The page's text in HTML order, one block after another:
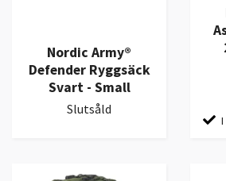
Nordic Army®
Defender Ryggsäck
Svart - Small
Slutsåld